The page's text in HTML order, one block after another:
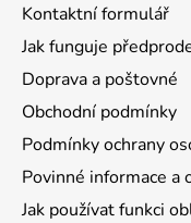
Kontaktní formulář
Jak funguje
Doprava a poštovné
Obchodní podmínky
Podmínky ochrany
Povinné informace a
Jak používat funkci